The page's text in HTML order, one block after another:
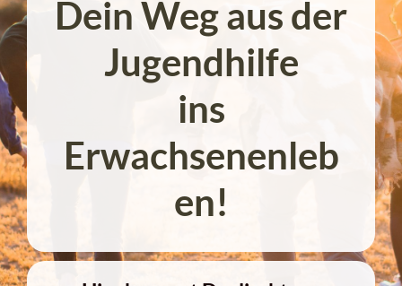
Dein Weg aus der
Jugendhilfe
ins
Erwachsenenleb
en!